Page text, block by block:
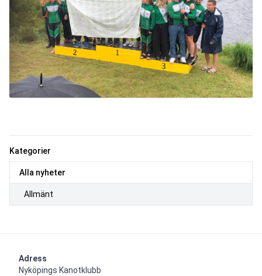
Kategorier
Alla nyheter
Allmänt
Adress
Nyköpings Kanotklubb